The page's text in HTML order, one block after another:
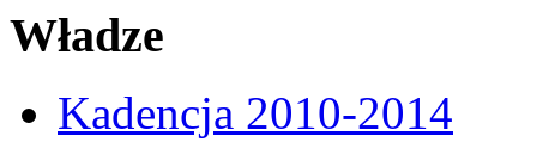
Władze
Kadencja 2010-2014